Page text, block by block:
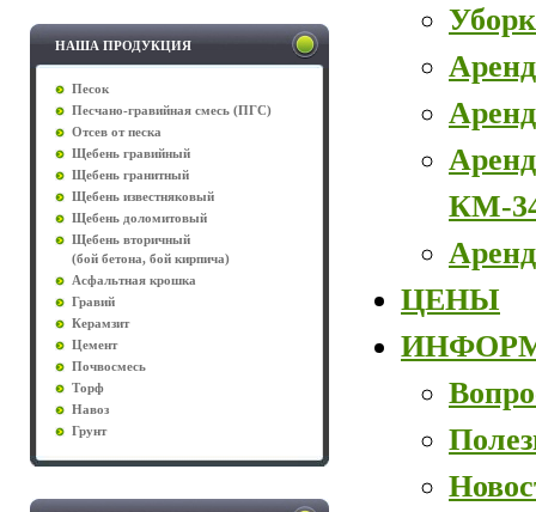
НАША ПРОДУКЦИЯ
Песок
Песчано-гравийная смесь (ПГС)
Отсев от песка
Щебень гравийный
Щебень гранитный
Щебень известняковый
Щебень доломитовый
Щебень вторичный
(бой бетона, бой кирпича)
Асфальтная крошка
Гравий
Керамзит
Цемент
Почвосмесь
Торф
Навоз
Грунт
КМ-
ЦЕНЫ